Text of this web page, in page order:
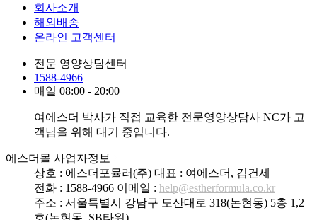
회사소개
해외배송
온라인 고객센터
전문 영양상담센터
1588-4966
매일 08:00 - 20:00
여에스더 박사가 직접 교육한 전문영양상담사 NC가 고
객님을 위해 대기 중입니다.
에스더몰 사업자정보
상호 : 에스더포뮬러(주) 대표 : 여에스더, 김건세
전화 : 1588-4966 이메일 : help@estherformula.co.kr
주소 : 서울특별시 강남구 도산대로 318(논현동) 5층 1,2
호(논현동, SB타워)